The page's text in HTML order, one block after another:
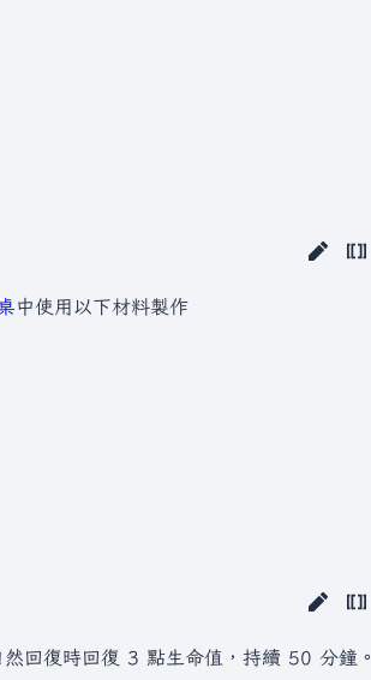
中使用以下材料製作
回復時回復 3 點生命值，持續 50 分鐘。